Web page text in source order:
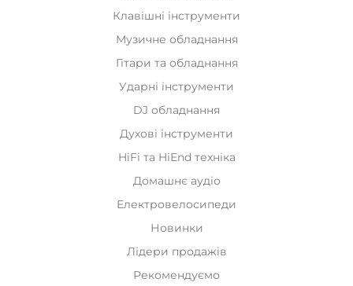
Клавішні інструменти
Музичне обладнання
Гітари та обладнання
Ударні інструменти
DJ обладнання
Духові інструменти
HiFi та HiEnd техніка
Домашнє аудіо
Електровелосипеди
Новинки
Лідери продажів
Рекомендуємо